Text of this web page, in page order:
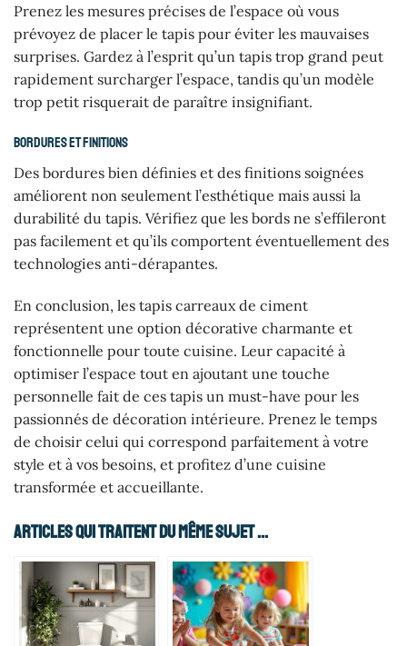
Prenez les mesures précises de l’espace où vous
prévoyez de placer le tapis pour éviter les mauvaises
surprises. Gardez à l’esprit qu’un tapis trop grand peut
rapidement surcharger l’espace, tandis qu’un modèle
trop petit risquerait de paraître insignifiant.
Bordures et finitions
Des bordures bien définies et des finitions soignées
améliorent non seulement l’esthétique mais aussi la
durabilité du tapis. Vérifiez que les bords ne s’effileront
pas facilement et qu’ils comportent éventuellement des
technologies anti-dérapantes.
En conclusion, les tapis carreaux de ciment
représentent une option décorative charmante et
fonctionnelle pour toute cuisine. Leur capacité à
optimiser l’espace tout en ajoutant une touche
personnelle fait de ces tapis un must-have pour les
passionnés de décoration intérieure. Prenez le temps
de choisir celui qui correspond parfaitement à votre
style et à vos besoins, et profitez d’une cuisine
transformée et accueillante.
Articles Qui Traitent Du Même Sujet ...